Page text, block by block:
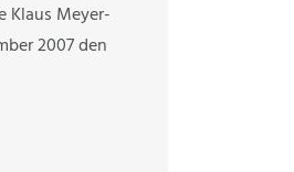
Klaus Meyer-
2007 den